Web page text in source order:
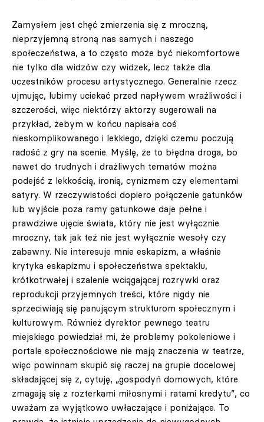
Zamysłem jest chęć zmierzenia się z mroczną,
nieprzyjemną stroną nas samych i naszego
społeczeństwa, a to często może być niekomfortowe
nie tylko dla widzów czy widzek, lecz także dla
uczestników procesu artystycznego. Generalnie rzecz
ujmując, lubimy uciekać przed napływem wrażliwości i
szczerości, więc niektórzy aktorzy sugerowali na
przykład, żebym w końcu napisała coś
nieskomplikowanego i lekkiego, dzięki czemu poczują
radość z gry na scenie. Myślę, że to błędna droga, bo
nawet do trudnych i drażliwych tematów można
podejść z lekkością, ironią, cynizmem czy elementami
satyry. W rzeczywistości dopiero połączenie gatunków
lub wyjście poza ramy gatunkowe daje pełne i
prawdziwe ujęcie świata, który nie jest wyłącznie
mroczny, tak jak też nie jest wyłącznie wesoły czy
zabawny. Nie interesuje mnie eskapizm, a właśnie
krytyka eskapizmu i społeczeństwa spektaklu,
krótkotrwałej i szalenie wciągającej rozrywki oraz
reprodukcji przyjemnych treści, które nigdy nie
sprzeciwiają się panującym strukturom społecznym i
kulturowym. Również dyrektor pewnego teatru
miejskiego powiedział mi, że problemy pokoleniowe i
portale społecznościowe nie mają znaczenia w teatrze,
więc powinnam skupić się raczej na grupie docelowej
składającej się z, cytuję, „gospodyń domowych, które
zmagają się z rozterkami miłosnymi i ratami kredytu”, co
uważam za wyjątkowo uwłaczające i poniżające. To